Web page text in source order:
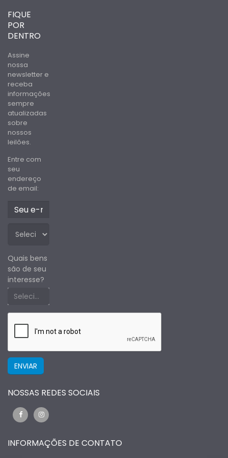
FIQUE
POR
DENTRO
Assine
nossa
newsletter e
receba
informações
sempre
atualizadas
sobre
nossos
leilões.
Entre com
seu
endereço
de email:
Quais bens
são de seu
interesse?
Selecione um estado primeiro
NOSSAS REDES SOCIAIS
INFORMAÇÕES DE CONTATO